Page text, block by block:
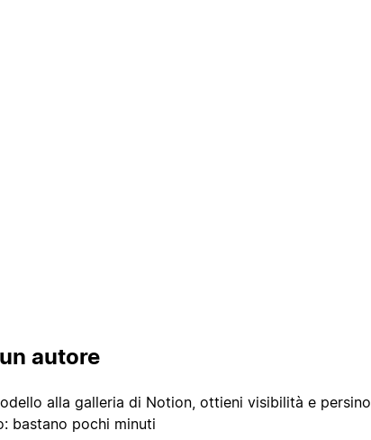
autore
alla galleria di Notion, ottieni visibilità e persino
bastano pochi minuti